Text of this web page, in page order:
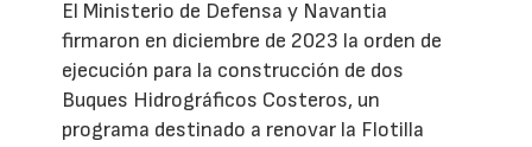
El Ministerio de Defensa y Navantia
firmaron en diciembre de 2023 la orden de
ejecución para la construcción de dos
Buques Hidrográficos Costeros, un
programa destinado a renovar la Flotilla